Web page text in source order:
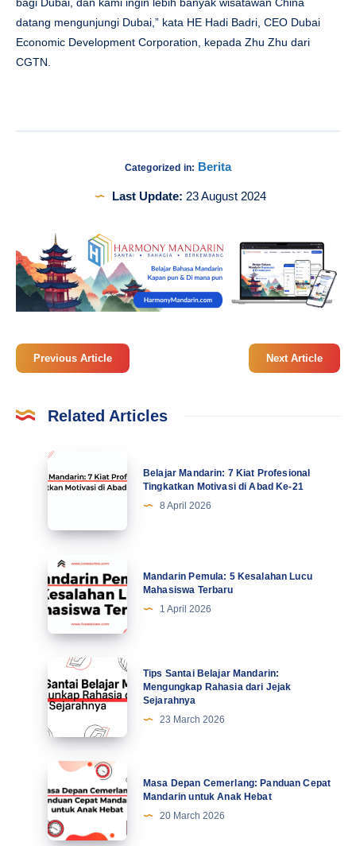
datang mengunjungi Dubai,” kata HE Hadi Badri, CEO Dubai
Economic Development Corporation, kepada Zhu Zhu dari
CGTN.
Categorized in: Berita
Last Update: 23 August 2024
Previous Article Next Article
Related Articles
Belajar
Mandarin:
Profesional
Tingkatkan
Motivasi
di
Abad
Ke-
Belajar Mandarin: 7 Kiat Profesional
Tingkatkan Motivasi di Abad Ke-21
8 April 2026
Mandarin
Pemula:
5
Kesalahan
Lucu
Mahasiswa
Terbaru
Mandarin Pemula: 5 Kesalahan Lucu
Mahasiswa Terbaru
1 April 2026
Tips
Santai
Belajar
Mandarin:
Mengungkap
Rahasia
dari
Jejak
Sejarahnya
Tips Santai Belajar Mandarin:
Mengungkap Rahasia dari Jejak
Sejarahnya
23 March 2026
Masa
Depan
Cemerlang:
Panduan
Masa Depan Cemerlang: Panduan Cepat
Mandarin untuk Anak Hebat
20 March 2026